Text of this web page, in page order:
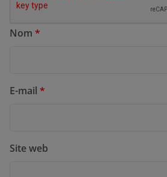
Nom *
E-mail *
Site web